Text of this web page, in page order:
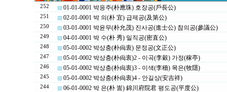
252
01-01-0001 박응주(朴應珠) 호장공(戶長公)
251 02-01-0001 박 의(朴 宜) 급제공(及第公)
250 03-01-0001 박윤무(朴允茂) 진사공(進士公) 참의공(參議公)
249 04-01-0001 박 수(朴 秀) 밀직공(密直公)
248 05-01-0002 박상충(朴尙衷) 문정공(文正公)
247 05-01-0002 박상충(朴尙衷)2 - 이곡(李穀) 가정(稼亭)
246 05-01-0002 박상충(朴尙衷)3 - 이색(李穡) 목은(牧隱)
245 05-01-0002 박상충(朴尙衷)4 - 안길상(安吉祥)
244 06-01-0002 박 은(朴 訔) 錦川府院君 평도공(平度公)